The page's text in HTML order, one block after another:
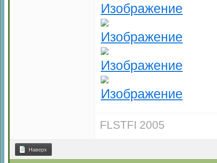
FLSTFI 2005
Наверх